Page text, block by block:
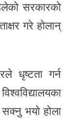
सरकारको
गरे होलान्
धृष्टता गर्न
भयो होला